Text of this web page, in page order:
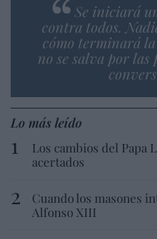
Se iniciará
contra todos.
cómo terminará
no se salva por
Lo más leído
Los cambios del Papa
acertados
Cuando los masones
Alfonso XIII